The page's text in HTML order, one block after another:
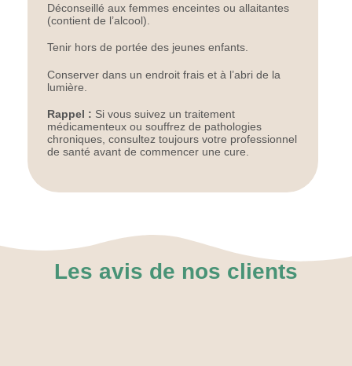
Déconseillé aux femmes enceintes ou allaitantes
(contient de l’alcool).
Tenir hors de portée des jeunes enfants.
Conserver dans un endroit frais et à l’abri de la
lumière.
Rappel : Si vous suivez un traitement
médicamenteux ou souffrez de pathologies
chroniques, consultez toujours votre professionnel
de santé avant de commencer une cure.
Les avis de nos clients